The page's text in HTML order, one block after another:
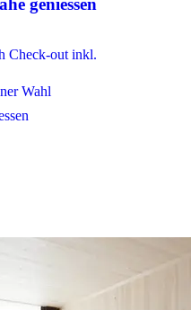
Check-out inkl.
Wahl